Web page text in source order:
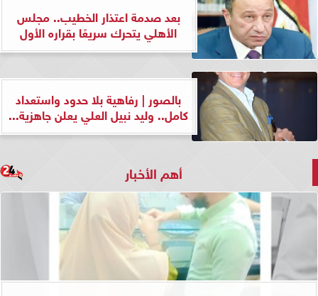
بعد صدمة اعتذار الخطيب.. مجلس
الأهلي يتحرك سريعًا بقراره الأول
بالصور | رفاهية بلا حدود واستعداد
كامل.. وليد نبيل العلي يعلن جاهزية...
أهم الأخبار